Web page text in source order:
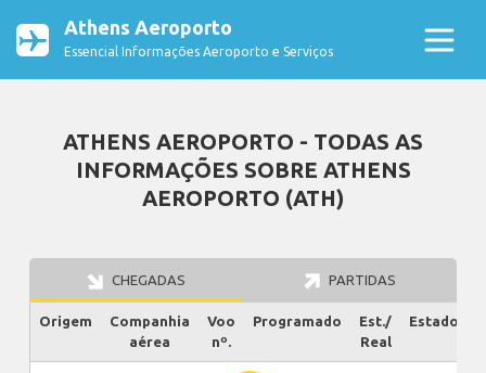
Athens Aeroporto
Essencial Informações Aeroporto e Serviços
ATHENS AEROPORTO - TODAS AS
INFORMAÇÕES SOBRE ATHENS
AEROPORTO (ATH)
CHEGADAS PARTIDAS
Origem
Companhia
aérea
Voo
nº.
Programado
Est./
Real
Estado